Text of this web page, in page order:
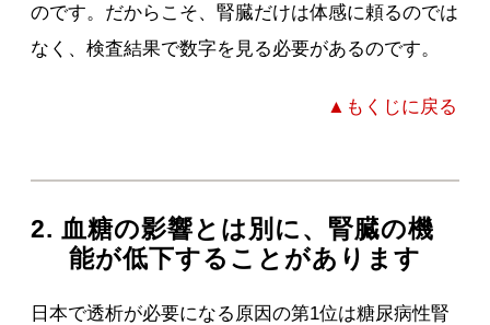
のです。だからこそ、腎臓だけは体感に頼るのでは
なく、検査結果で数字を見る必要があるのです。
▲もくじに戻る
2. 血糖の影響とは別に、腎臓の機
能が低下することがあります
日本で透析が必要になる原因の第1位は糖尿病性腎